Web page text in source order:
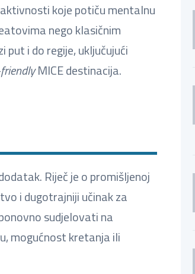
koje potiču mentalnu
nego klasičnim
i do regije, uključujući
MICE destinacija.
Riječ je o promišljenoj
i dugotrajniji učinak za
sudjelovati na
mogućnost kretanja ili